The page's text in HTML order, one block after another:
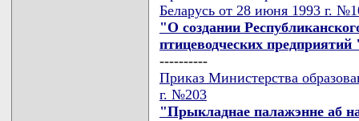
Беларусь от 28 июня 1993 г.
"О создании
птицеводческих
----------
Приказ Министерства
г. №203
"Прыкладнае палажэнне аб